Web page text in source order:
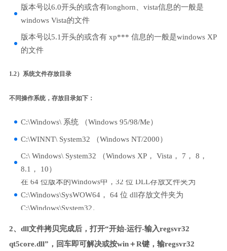
版本号以6.0开头的或含有longhorn、vista信息的一般是
windows Vista的文件
版本号以5.1开头的或含有 xp*** 信息的一般是windows XP
的文件
1.2）系统文件存放目录
不同操作系统，存放目录如下：
C:\Windows\ 系统 （Windows 95/98/Me）
C:\WINNT\ System32 （Windows NT/2000）
C:\ Windows\ System32 （Windows XP， Vista， 7， 8，
8.1， 10）
在 64 位版本的Windows中，32 位 DLL存放文件夹为
C:\Windows\SysWOW64， 64 位 dll存放文件夹为
C:\Windows\System32。
2、dll文件拷贝完成后，打开“开始-运行-输入regsvr32
qt5core.dll”，回车即可解决或按win＋R键，输regsvr32